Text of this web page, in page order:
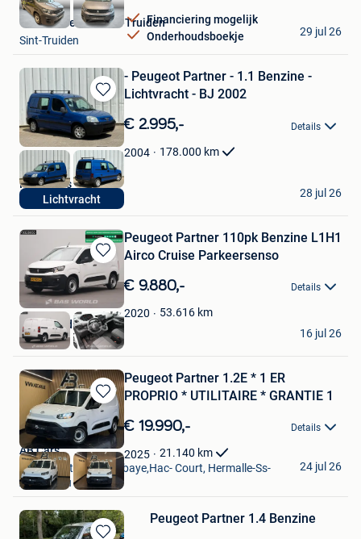
Financiering mogelijk
Onderhoudsboekje
Van Mossel Kia Sint-Truiden
Sint-Truiden
29 jul 26
Bewaren
in
Mijn
Favorieten
Lichtvracht
- Peugeot Partner - 1.1 Benzine -
Lichtvracht - BJ 2002
€ 2.995,- Details
2004 178.000 km
ICON Cars
Holsbeek
28 jul 26
Bewaren
in
Mijn
Favorieten
Peugeot Partner 110pk Benzine L1H1
Airco Cruise Parkeersenso
€ 9.880,- Details
2020 53.616 km
BAS World
Veghel
16 jul 26
Bewaren
in
Mijn
Favorieten
Peugeot Partner 1.2E * 1 ER
PROPRIO * UTILITAIRE * GRANTIE 1
€ 19.990,- Details
2025 21.140 km
AB Cars
Vise + Partie De Bombaye,Hac- Court, Hermalle-Ss-
Argenteau
24 jul 26
Peugeot Partner 1.4 Benzine